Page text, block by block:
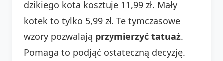
dzikiego kota kosztuje 11,99 zł. Mały
kotek to tylko 5,99 zł. Te tymczasowe
wzory pozwalają przymierzyć tatuaż.
Pomaga to podjąć ostateczną decyzję.